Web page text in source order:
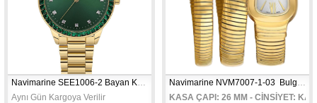
Navimarine SEE1006-2 Bayan Kol Saati
Aynı Gün Kargoya Verilir
KASA ÇAPI: 26 MM - CİNSİYET: